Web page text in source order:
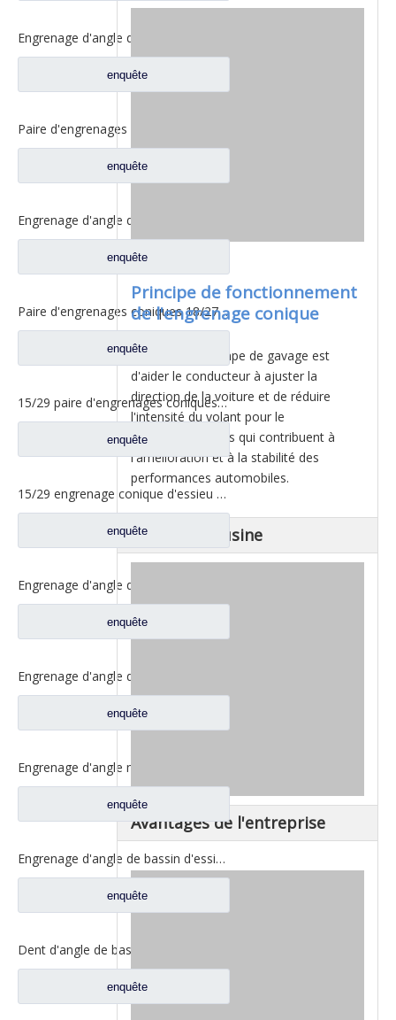
enquête
enquête
enquête
Paire d'engrenages coniques 18/27 pour pièces de rechange 2502ZHS1827-025/026 de camion de levage en T de l'essieu Dena Dongfeng
enquête
15/29 paire d'engrenages coniques à essieu moyen pour Ankai & Benz essieu Foton Auman nord Benz Beiben camion pièces de rechange A3463535310
enquête
15/29 engrenage conique d'essieu arrière pour Ankai & Benz essieu Foton Auman nord Benz Beiben camion pièces de rechange 24.02.101
enquête
enquête
enquête
enquête
Engrenage d'angle de bassin d'essieu arrière pour pièces de rechange de camion Sinotruk Steyr 199012320177
enquête
enquête
Principe de fonctionnement
de l'engrenage conique
Le rôle de la pompe de gavage est
d'aider le conducteur à ajuster la
direction de la voiture et de réduire
l'intensité du volant pour le
conducteur.Pièces qui contribuent à
l'amélioration et à la stabilité des
performances automobiles.
Spectacle d'usine
Avantages de l'entreprise